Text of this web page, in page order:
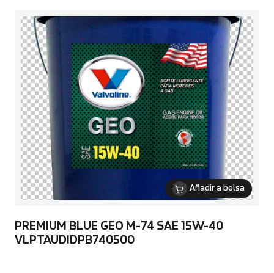
Añadir a bolsa
PREMIUM BLUE GEO M-74 SAE 15W-40
VLPTAUDIDPB740500